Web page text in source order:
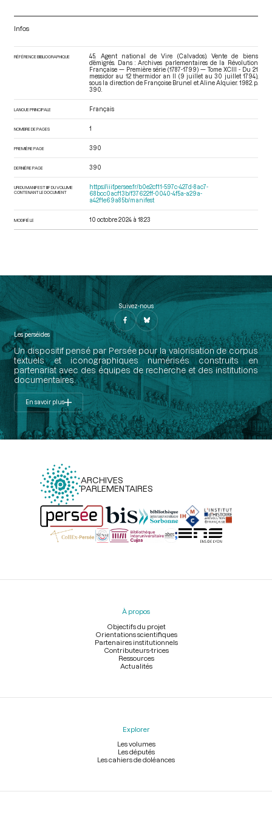
Infos
RÉFÉRENCE BIBLIOGRAPHIQUE
45. Agent national de Vire (Calvados). Vente de biens
d’émigrés. Dans : Archives parlementaires de la Révolution
Française — Première série (1787-1799) — Tome XCIII - Du 21
messidor au 12 thermidor an II (9 juillet au 30 juillet 1794),
sous la direction de Françoise Brunel et Aline Alquier. 1982. p.
390.
LANGUE PRINCIPALE Français
NOMBRE DE PAGES 1
PREMIÈRE PAGE 390
DERNIÈRE PAGE 390
URI DU MANIFEST IIIF DU VOLUME
CONTENANT LE DOCUMENT
https://iiif.persee.fr/b0e2cf11-597c-427d-8ac7-
68bcc0acf13b/f37622ff-0040-4f5a-a29a-
a42f1e69a85b/manifest
MODIFIÉ LE 10 octobre 2024 à 18:23
Suivez-nous
Les perséides
Un dispositif pensé par Persée pour la valorisation de corpus
textuels et iconographiques numérisés construits en
partenariat avec des équipes de recherche et des institutions
documentaires.
En savoir plus
ARCHIVES
PARLEMENTAIRES
Menu
À propos
Objectifs du projet
Orientations scientifiques
Partenaires institutionnels
Contributeurs-trices
Ressources
Actualités
Explorer
Les volumes
Les députés
Les cahiers de doléances